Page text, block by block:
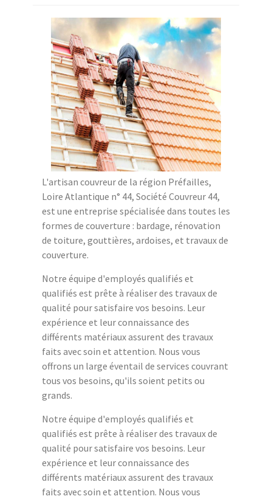
L'artisan couvreur de la région Préfailles,
Loire Atlantique n° 44, Société Couvreur 44,
est une entreprise spécialisée dans toutes les
formes de couverture : bardage, rénovation
de toiture, gouttières, ardoises, et travaux de
couverture.
Notre équipe d'employés qualifiés et
qualifiés est prête à réaliser des travaux de
qualité pour satisfaire vos besoins. Leur
expérience et leur connaissance des
différents matériaux assurent des travaux
faits avec soin et attention. Nous vous
offrons un large éventail de services couvrant
tous vos besoins, qu'ils soient petits ou
grands.
Notre équipe d'employés qualifiés et
qualifiés est prête à réaliser des travaux de
qualité pour satisfaire vos besoins. Leur
expérience et leur connaissance des
différents matériaux assurent des travaux
faits avec soin et attention. Nous vous